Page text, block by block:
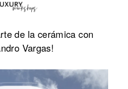
de la cerámica con
Vargas!